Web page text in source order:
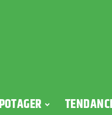
POTAGER